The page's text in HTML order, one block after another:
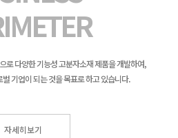
로 다양한 기능성 고분자소재 제품을 개발하여,
기업이 되는 것을 목표로 하고 있습니다.
자세히보기